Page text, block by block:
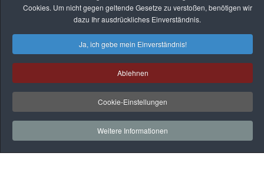
Cookies. Um nicht gegen geltende Gesetze zu verstoßen, benötigen wir
dazu Ihr ausdrückliches Einverständnis.
Ja, ich gebe mein Einverständnis!
Ablehnen
Cookie-Einstellungen
Weitere Informationen
KMK-Holz Mier GmbH & Co. KG
14797 Kloster Lehnin - OT Krahne
HOLZFACHHANDEL MIER ©2026 Impressum| Datenschutz
Zurück zur Desktop version